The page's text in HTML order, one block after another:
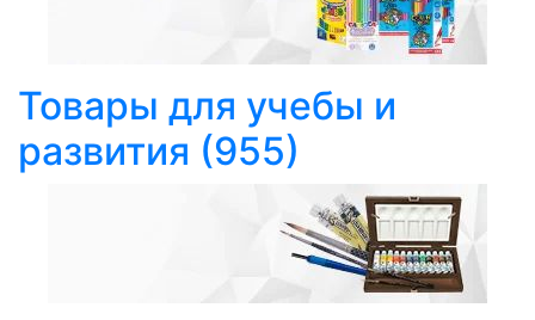
Товары для учебы и
развития (955)